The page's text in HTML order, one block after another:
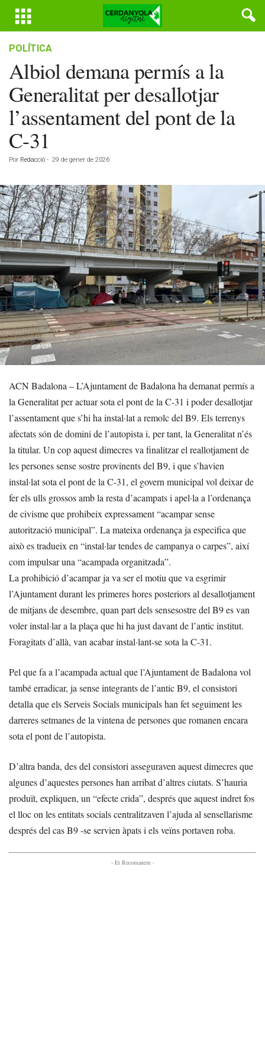
POLÍTICA
Albiol demana permís a la
Generalitat per desallotjar
l’assentament del pont de la
C-31
Por Redacció - 29 de gener de 2026
ACN Badalona – L’Ajuntament de Badalona ha demanat permís a
la Generalitat per actuar sota el pont de la C-31 i poder desallotjar
l’assentament que s’hi ha instal·lat a remolc del B9. Els terrenys
afectats són de domini de l’autopista i, per tant, la Generalitat n’és
la titular. Un cop aquest dimecres va finalitzar el reallotjament de
les persones sense sostre provinents del B9, i que s’havien
instal·lat sota el pont de la C-31, el govern municipal vol deixar de
fer els ulls grossos amb la resta d’acampats i apel·la a l’ordenança
de civisme que prohibeix expressament “acampar sense
autorització municipal”. La mateixa ordenança ja especifica que
això es tradueix en “instal·lar tendes de campanya o carpes”, així
com impulsar una “acampada organitzada”.
La prohibició d’acampar ja va ser el motiu que va esgrimir
l’Ajuntament durant les primeres hores posteriors al desallotjament
de mitjans de desembre, quan part dels sensesostre del B9 es van
voler instal·lar a la plaça que hi ha just davant de l’antic institut.
Foragitats d’allà, van acabar instal·lant-se sota la C-31.
Pel que fa a l’acampada actual que l’Ajuntament de Badalona vol
també erradicar, ja sense integrants de l’antic B9, el consistori
detalla que els Serveis Socials municipals han fet seguiment les
darreres setmanes de la vintena de persones que romanen encara
sota el pont de l’autopista.
D’altra banda, des del consistori asseguraven aquest dimecres que
algunes d’aquestes persones han arribat d’altres ciutats. S’hauria
produït, expliquen, un “efecte crida”, després que aquest indret fos
el lloc on les entitats socials centralitzaven l’ajuda al sensellarisme
després del cas B9 -se servien àpats i els veïns portaven roba.
- Et Recomanem -